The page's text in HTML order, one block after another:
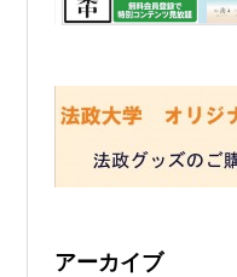
アーカイブ